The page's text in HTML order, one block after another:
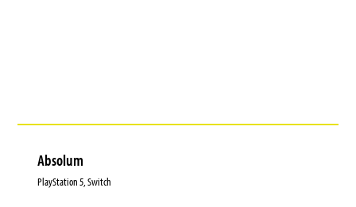
Absolum
PlayStation 5, Switch